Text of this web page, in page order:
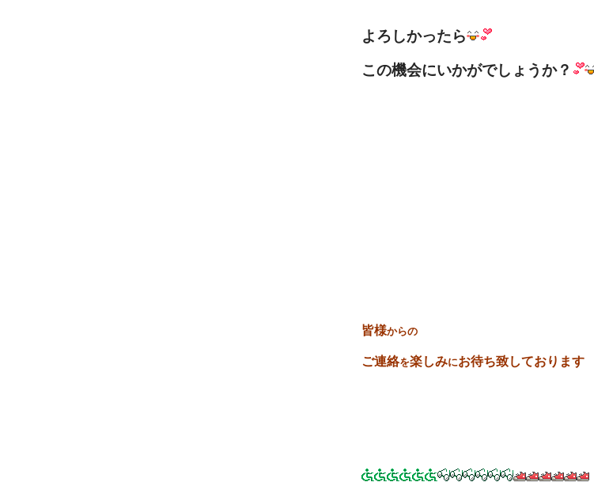
よろしかったら
この機会にいかがでしょうか？
皆様からの
ご連絡を楽しみにお待ち致しております